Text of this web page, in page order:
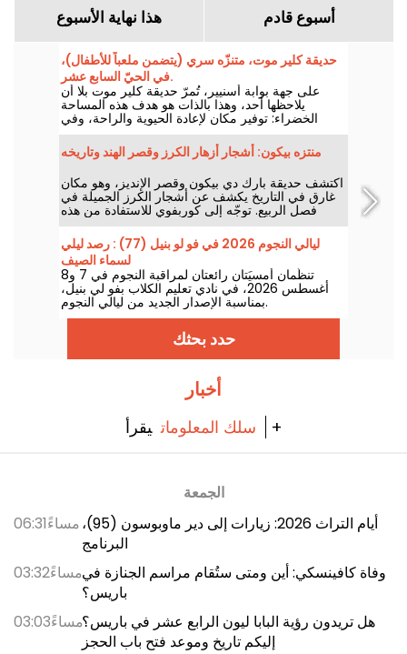
هذا نهاية الأسبوع أسبوع قادم
حديقة كلير موت، متنزّه سري (يتضمن ملعباً للأطفال)،
في الحيّ السابع عشر.
على جهة بوابة أسنيير، تُمرّ حديقة كلير موت بلا أن
يلاحظها أحد، وهذا بالذات هو هدف هذه المساحة
الخضراء: توفير مكان لإعادة الحيوية والراحة، وفي
هدوء تام.
منتزه بيكون: أشجار أزهار الكرز وقصر الهند وتاريخه
اكتشف حديقة بارك دي بيكون وقصر الإنديز، وهو مكان
غارق في التاريخ يكشف عن أشجار الكرز الجميلة في
فصل الربيع. توجّه إلى كوربفوي للاستفادة من هذه
المساحة الخضراء الاستثنائية بإطلالاتها الجميلة على
ليالي النجوم 2026 في فو لو بنيل (77) : رصد ليلي
لسماء الصيف
تنظَّمان أمسيَتان رائعتان لمراقبة النجوم في 7 و8
أغسطس 2026، في نادي تعليم الكلاب بفو لي بنيل،
بمناسبة الإصدار الجديد من ليالي النجوم.
حدد بحثك
أخبار
سلك المعلومات يقرأ +
الجمعة
06:31مساءًأيام التراث 2026: زيارات إلى دير ماوبوسون (95)،
البرنامج
03:32مساءًوفاة كافينسكي: أين ومتى ستُقام مراسم الجنازة في
باريس؟
03:03مساءًهل تريدون رؤية البابا ليون الرابع عشر في باريس؟
إليكم تاريخ وموعد فتح باب الحجز